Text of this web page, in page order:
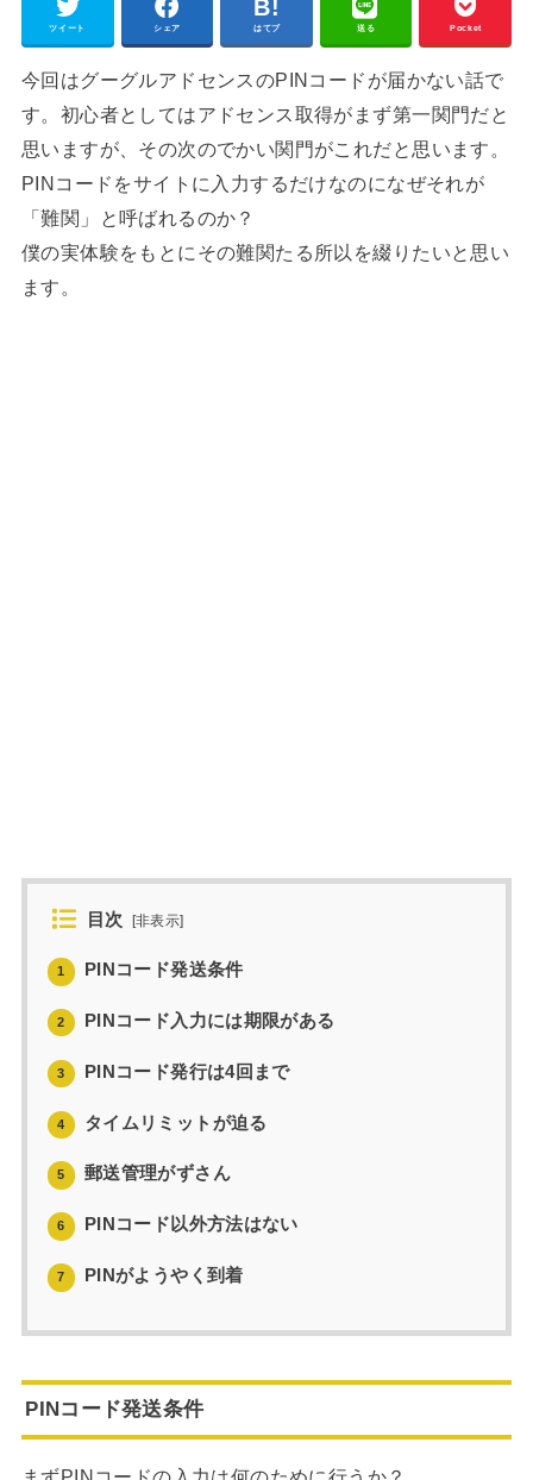
ツイート シェア はてブ 送る Pocket
今回はグーグルアドセンスのPINコードが届かない話で
す。初心者としてはアドセンス取得がまず第一関門だと
思いますが、その次のでかい関門がこれだと思います。
PINコードをサイトに入力するだけなのになぜそれが
「難関」と呼ばれるのか？
僕の実体験をもとにその難関たる所以を綴りたいと思い
ます。
目次 [非表示]
1 PINコード発送条件
2 PINコード入力には期限がある
3 PINコード発行は4回まで
4 タイムリミットが迫る
5 郵送管理がずさん
6 PINコード以外方法はない
7 PINがようやく到着
PINコード発送条件